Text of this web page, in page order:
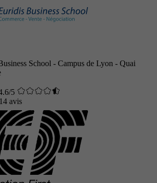
School - Campus de Lyon - Quai
5
avis